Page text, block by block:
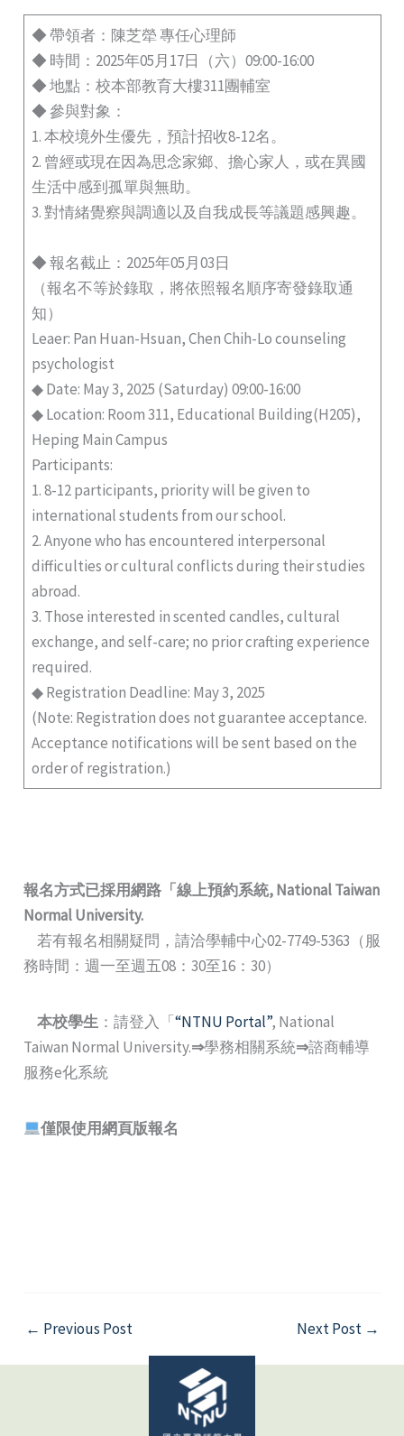
◆ 帶領者：陳芝犖 專任心理師
◆ 時間：2025年05月17日（六）09:00-16:00
◆ 地點：校本部教育大樓311團輔室
◆ 參與對象：
1. 本校境外生優先，預計招收8-12名。
2. 曾經或現在因為思念家鄉、擔心家人，或在異國
生活中感到孤單與無助。
3. 對情緒覺察與調適以及自我成長等議題感興趣。
◆ 報名截止：2025年05月03日
（報名不等於錄取，將依照報名順序寄發錄取通
知）
Leaer: Pan Huan-Hsuan, Chen Chih-Lo counseling
psychologist
◆ Date: May 3, 2025 (Saturday) 09:00-16:00
◆ Location: Room 311, Educational Building(H205),
Heping Main Campus
Participants:
1. 8-12 participants, priority will be given to
international students from our school.
2. Anyone who has encountered interpersonal
difficulties or cultural conflicts during their studies
abroad.
3. Those interested in scented candles, cultural
exchange, and self-care; no prior crafting experience
required.
◆ Registration Deadline: May 3, 2025
(Note: Registration does not guarantee acceptance.
Acceptance notifications will be sent based on the
order of registration.)
報名方式已採用網路「線上預約系統, National Taiwan
Normal University.
若有報名相關疑問，請洽學輔中心02-7749-5363（服
務時間：週一至週五08：30至16：30）
本校學生：請登入「“NTNU Portal”, National
Taiwan Normal University.⇒學務相關系統⇒諮商輔導
服務e化系統
僅限使用網頁版報名
← Previous Post Next Post →